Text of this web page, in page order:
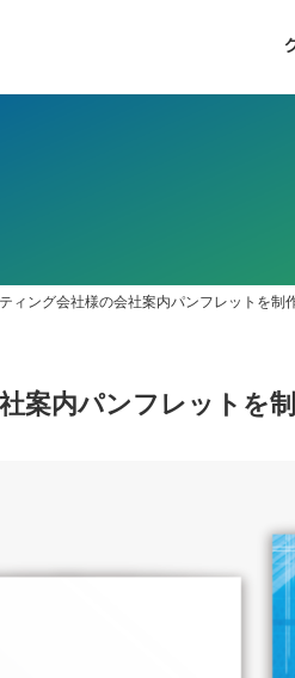
ィング会社様の会社案内パンフレットを制
案内パンフレットを